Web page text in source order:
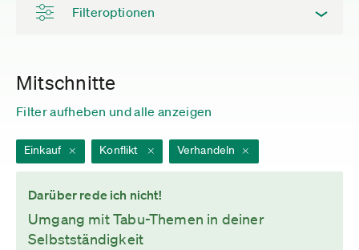
Filteroptionen
Mitschnitte
Filter aufheben und alle anzeigen
Einkauf Konflikt Verhandeln
Darüber rede ich nicht!
Umgang mit Tabu-Themen in deiner
Selbstständigkeit